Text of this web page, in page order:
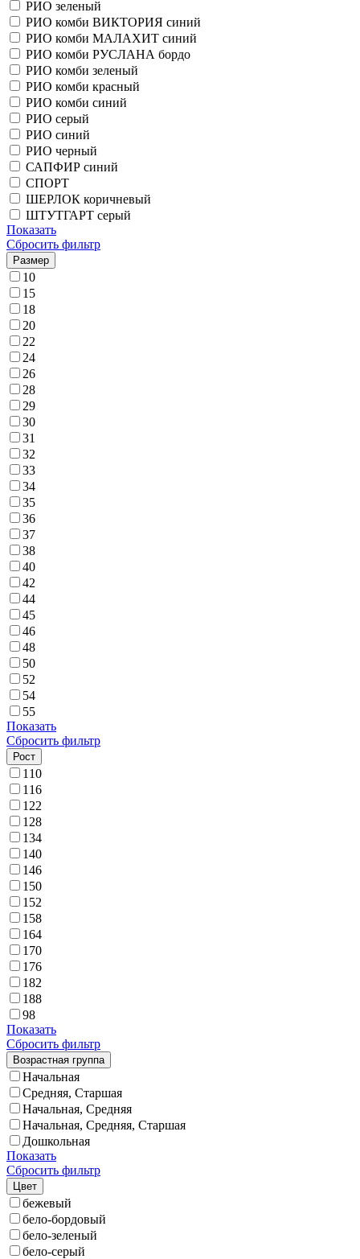
РИО зеленый
РИО комби ВИКТОРИЯ синий
РИО комби МАЛАХИТ синий
РИО комби РУСЛАНА бордо
РИО комби зеленый
РИО комби красный
РИО комби синий
РИО серый
РИО синий
РИО черный
САПФИР синий
СПОРТ
ШЕРЛОК коричневый
ШТУТГАРТ серый
Показать
Сбросить фильтр
Размер
10
15
18
20
22
24
26
28
29
30
31
32
33
34
35
36
37
38
40
42
44
45
46
48
50
52
54
55
Показать
Сбросить фильтр
Рост
110
116
122
128
134
140
146
150
152
158
164
170
176
182
188
98
Показать
Сбросить фильтр
Возрастная группа
Начальная
Средняя, Старшая
Начальная, Средняя
Начальная, Средняя, Старшая
Дошкольная
Показать
Сбросить фильтр
Цвет
бежевый
бело-бордовый
бело-зеленый
бело-серый